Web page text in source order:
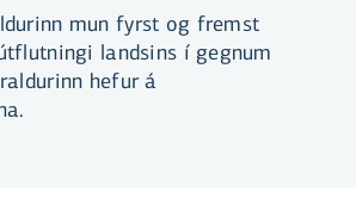
mun fyrst og fremst
landsins í gegnum
hefur á